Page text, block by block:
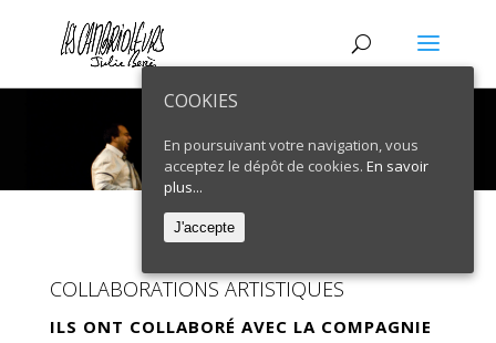
COLLABORATIONS ARTISTIQUES
ILS ONT COLLABORÉ AVEC LA COMPAGNIE
COOKIES
En poursuivant votre navigation, vous
acceptez le dépôt de cookies. En savoir
plus...
J'accepte